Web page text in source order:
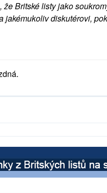
že Britské listy jako
jakémukoliv diskutérovi,